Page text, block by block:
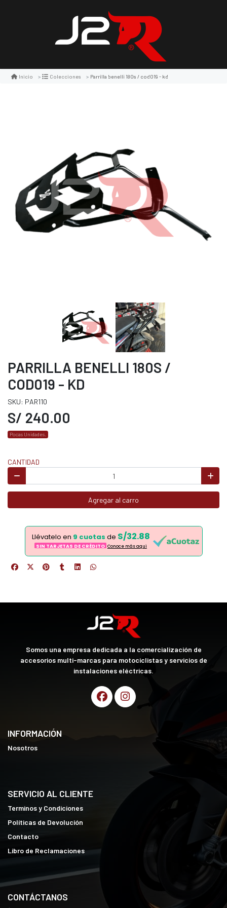
Inicio Colecciones Parrilla benelli 180s / cod019 - kd
PARRILLA BENELLI 180S /
COD019 - KD
SKU: PAR110
S/ 240.00
Pocas Unidades.
CANTIDAD
Agregar al carro
Llévatelo en 9 cuotas de S/32.88
SIN TARJETAS DE CRÉDITO Conoce más aqui
Somos una empresa dedicada a la comercialización de
accesorios multi-marcas para motociclistas y servicios de
instalaciones eléctricas.
INFORMACIÓN
Nosotros
SERVICIO AL CLIENTE
Terminos y Condiciones
Políticas de Devolución
Contacto
Libro de Reclamaciones
CONTÁCTANOS